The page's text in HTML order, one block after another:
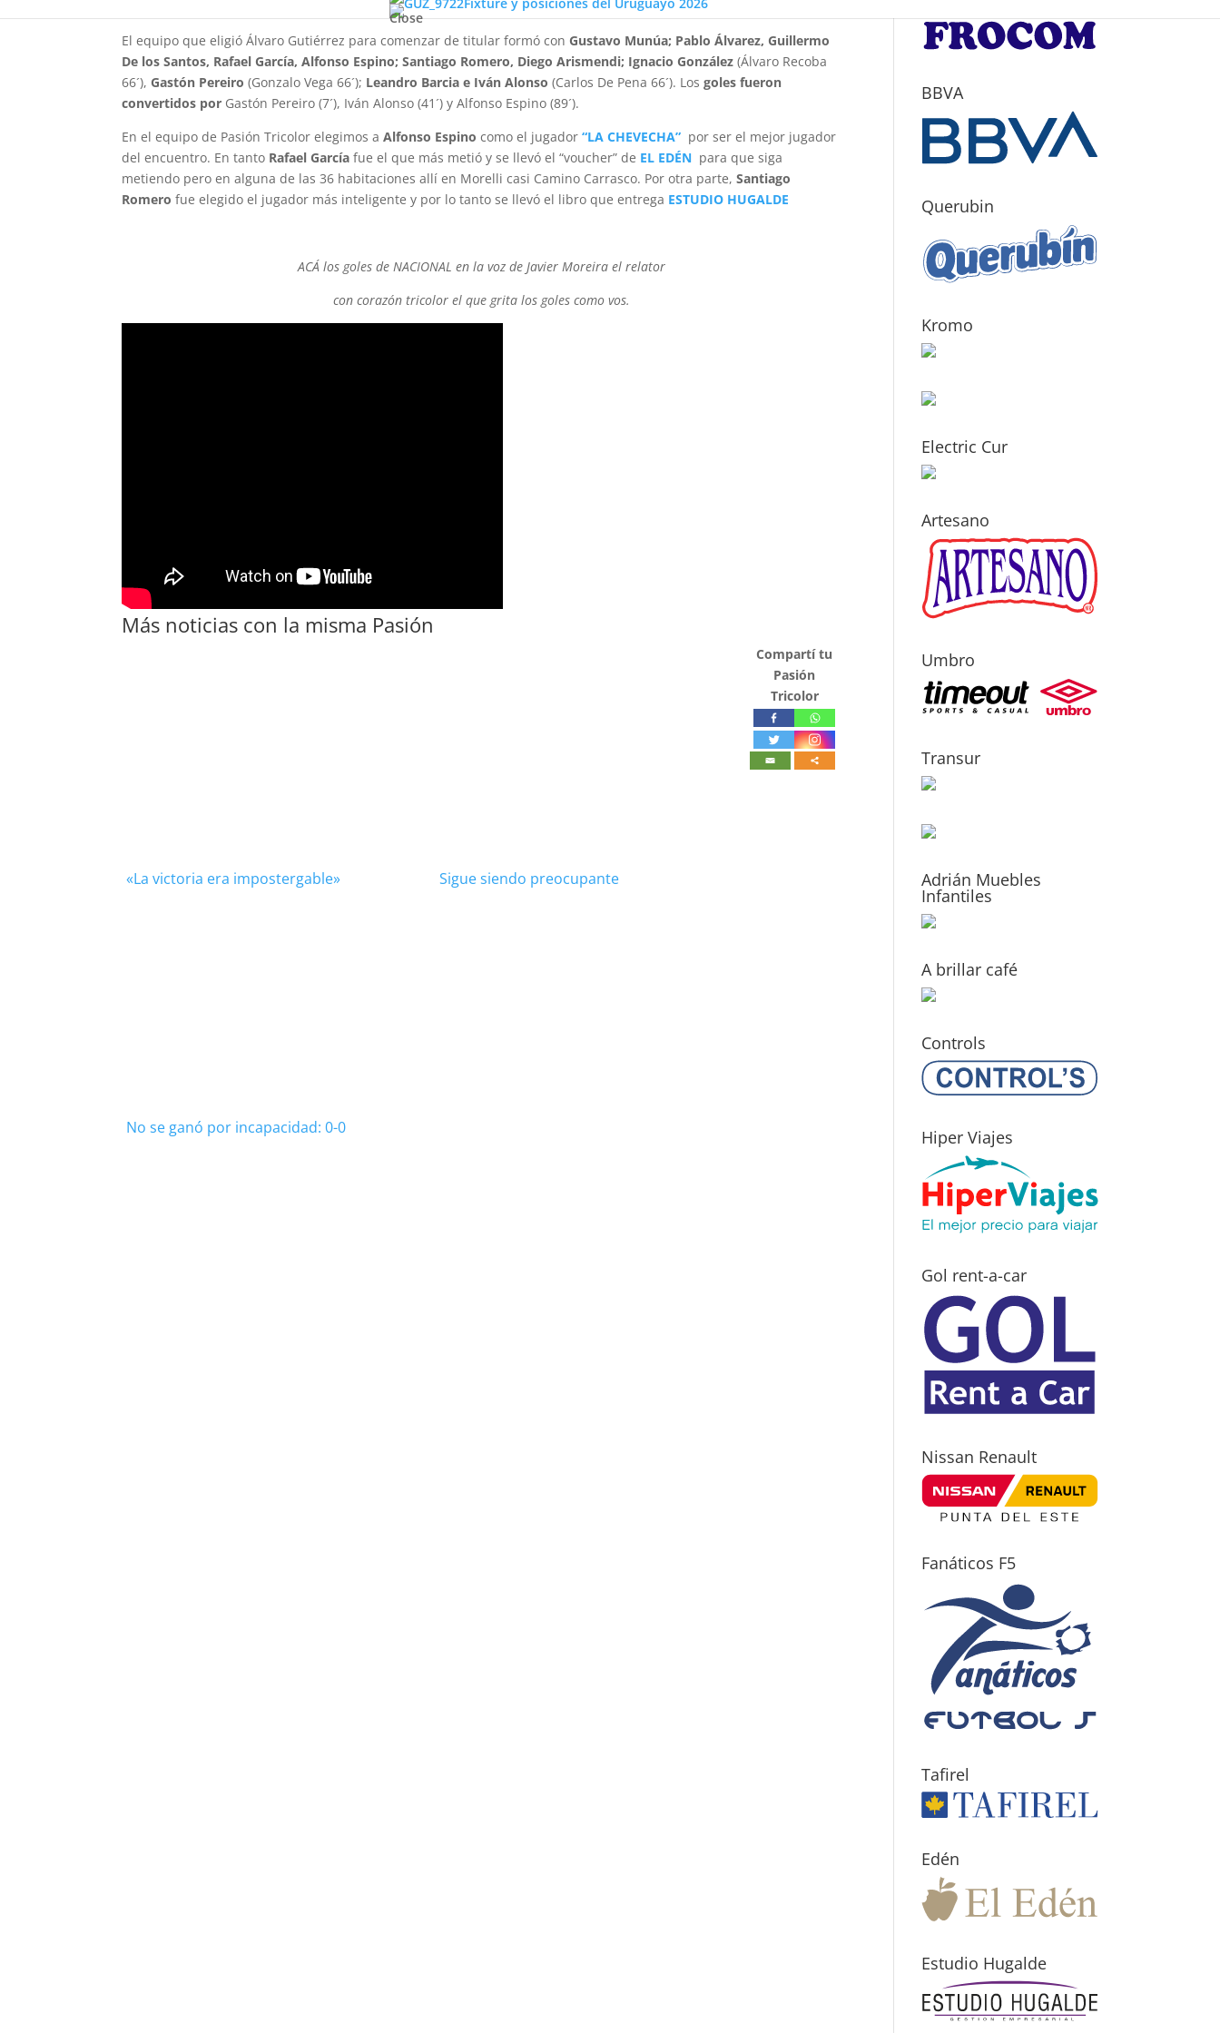
Close
uno (3 a 1) frente a un “pueblo sanducero” que colmó el Estadio Parque Artigas y lo tiñó en tres colores.
El equipo que eligió Álvaro Gutiérrez para comenzar de titular formó con Gustavo Munúa; Pablo Álvarez, Guillermo
De los Santos, Rafael García, Alfonso Espino; Santiago Romero, Diego Arismendi; Ignacio González (Álvaro Recoba
66´), Gastón Pereiro (Gonzalo Vega 66´); Leandro Barcia e Iván Alonso (Carlos De Pena 66´). Losgoles fueron
convertidos por Gastón Pereiro (7´), Iván Alonso (41´) y Alfonso Espino (89´).
En el equipo de Pasión Tricolor elegimos a Alfonso Espino como el jugador“LA CHEVECHA” por ser el mejor jugador
del encuentro. En tanto Rafael Garcíafue el que más metió y se llevó el “voucher” de EL EDÉN para que siga
metiendo pero en alguna de las 36 habitaciones allí en Morelli casi Camino Carrasco. Por otra parte,Santiago
Romero fue elegido el jugador más inteligente y por lo tanto se llevó el libro que entrega ESTUDIO HUGALDE
ACÁ los goles de NACIONAL en la voz de Javier Moreira el relator
con corazón tricolor el que grita los goles como vos.
Más noticias con la misma Pasión
«La victoria era impostergable» Sigue siendo preocupante
No se ganó por incapacidad: 0-0
Compartí tu
Pasión
Tricolor
BBVA
Querubin
Kromo
Electric Cur
Artesano
Umbro
Transur
Adrián Muebles
Infantiles
A brillar café
Controls
Hiper Viajes
Gol rent-a-car
Nissan Renault
Fanáticos F5
Tafirel
Edén
Estudio Hugalde